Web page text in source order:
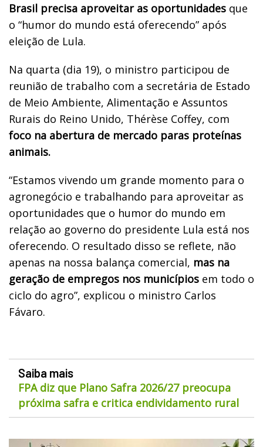
Brasil precisa aproveitar as oportunidades que
o “humor do mundo está oferecendo” após
eleição de Lula.
Na quarta (dia 19), o ministro participou de
reunião de trabalho com a secretária de Estado
de Meio Ambiente, Alimentação e Assuntos
Rurais do Reino Unido, Thérèse Coffey, com
foco na abertura de mercado paras proteínas
animais.
“Estamos vivendo um grande momento para o
agronegócio e trabalhando para aproveitar as
oportunidades que o humor do mundo em
relação ao governo do presidente Lula está nos
oferecendo. O resultado disso se reflete, não
apenas na nossa balança comercial, mas na
geração de empregos nos municípios em todo o
ciclo do agro”, explicou o ministro Carlos
Fávaro.
Saiba mais
FPA diz que Plano Safra 2026/27 preocupa
próxima safra e critica endividamento rural